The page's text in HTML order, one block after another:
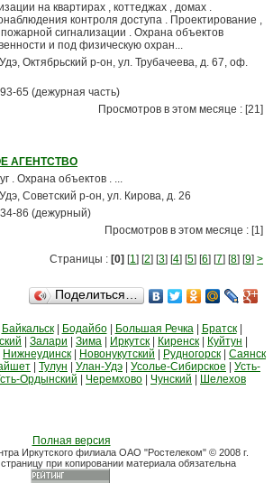
на квартирах , коттеджах , домах .
контроля доступа . Проектирование ,
сигнализации . Охрана объектов
и под физическую охран...
Октябрьский р-он, ул. Трубачеева, д. 67, оф.
65 (дежурная часть)
Просмотров в этом месяце : [21]
АГЕНТСТВО
. Охрана объектов . ...
Советский р-он, ул. Кирова, д. 26
86 (дежурный)
Просмотров в этом месяце : [1]
Страницы : [0] [1] [2] [3] [4] [5] [6] [7] [8] [9] >
Поделиться…
Байкальск| Бодайбо| Большая Речка| Братск|
Залари Зима Иркутск Киренск Куйтун
Нижнеудинск Новонукутский Рудногорск
Саянск
Тулун Улан-Удэ Усолье-Сибирское
Усть-
Ордынский Черемхово Чунский Шелехов
Полная версия
Иркутского филиала ОАО "Ростелеком" © 2008 г.
при копировании материала обязательна